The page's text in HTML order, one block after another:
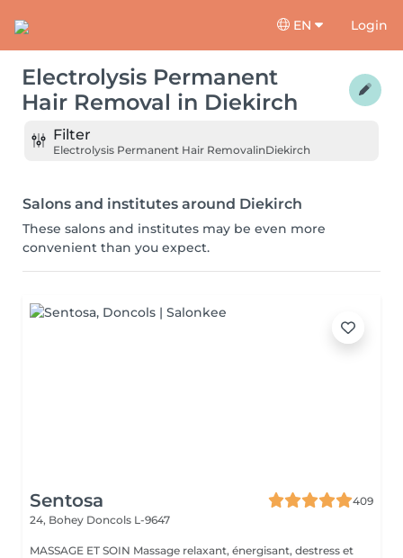
EN Login
Electrolysis Permanent
Hair Removal in Diekirch
Filter
Electrolysis Permanent Hair RemovalinDiekirch
Salons and institutes around Diekirch
These salons and institutes may be even more
convenient than you expect.
Sentosa
409
24, Bohey Doncols L-9647
MASSAGE ET SOIN Massage relaxant, énergisant, destress et